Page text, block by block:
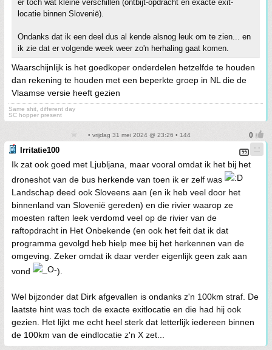
er toch wat kleine verschillen (ontbijt-opdracht en exacte exit-
locatie binnen Slovenië).
Ondanks dat ik een deel dus al kende alsnog leuk om te zien... en
ik zie dat er volgende week weer zo'n herhaling gaat komen.
Waarschijnlijk is het goedkoper onderdelen hetzelfde te houden
dan rekening te houden met een beperkte groep in NL die de
Vlaamse versie heeft gezien
Same shit, different day
SC hopper present
• vrijdag 31 mei 2024 @ 23:26 • 144
Irritatie100
Ik zat ook goed met Ljubljana, maar vooral omdat ik het bij het
droneshot van de bus herkende van toen ik er zelf was
Landschap deed ook Sloveens aan (en ik heb veel door het
binnenland van Slovenië gereden) en die rivier waarop ze
moesten raften leek verdomd veel op de rivier van de
raftopdracht in Het Onbekende (en ook het feit dat ik dat
programma gevolgd heb hielp mee bij het herkennen van de
omgeving. Zeker omdat ik daar verder eigenlijk geen zak aan
vond
).
Wel bijzonder dat Dirk afgevallen is ondanks z'n 100km straf. De
laatste hint was toch de exacte exitlocatie en die had hij ook
gezien. Het lijkt me echt heel sterk dat letterlijk iedereen binnen
de 100km van de eindlocatie z'n X zet...